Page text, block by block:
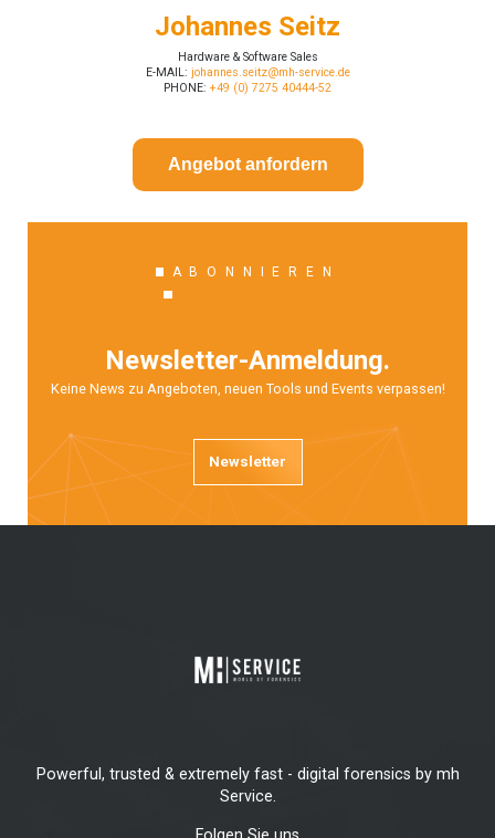
Johannes Seitz
Hardware & Software Sales
E-MAIL: johannes.seitz@mh-service.de
PHONE: +49 (0) 7275 40444-52
Angebot anfordern
ABONNIEREN
Newsletter-Anmeldung.
Keine News zu Angeboten, neuen Tools und Events verpassen!
Newsletter
Powerful, trusted & extremely fast - digital forensics by mh
Service.